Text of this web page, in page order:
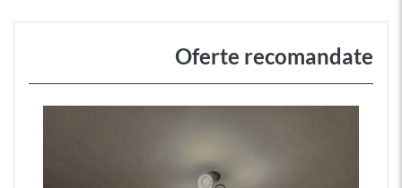
Oferte recomandate